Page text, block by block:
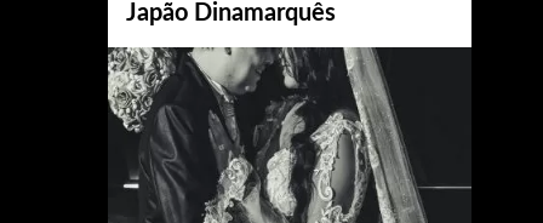
Japão Dinamarquês